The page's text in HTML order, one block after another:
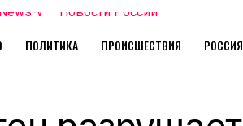
ПОЛИТИКА ПРОИСШЕСТВИЯ РОССИЯ